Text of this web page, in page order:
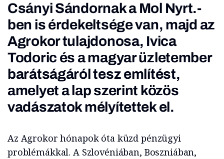
Csányi Sándornak a Mol Nyrt.-
ben is érdekeltsége van, majd az
Agrokor tulajdonosa, Ivica
Todoric és a magyar üzletember
barátságáról tesz említést,
amelyet a lap szerint közös
vadászatok mélyítettek el.
Az Agrokor hónapok óta küzd pénzügyi
problémákkal. A Szlovéniában, Boszniában,